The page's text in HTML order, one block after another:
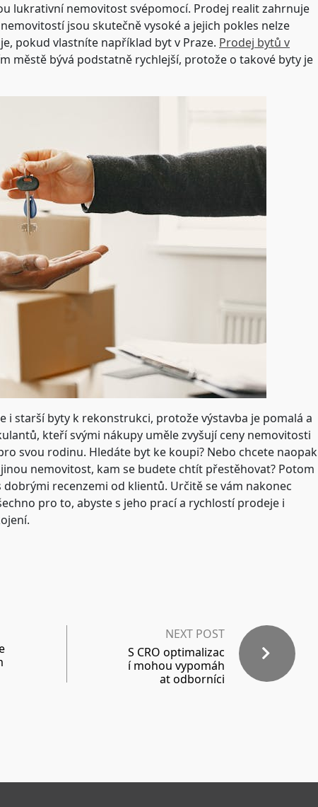
lukrativní nemovitost svépomocí. Prodej realit zahrnuje
jsou skutečně vysoké a jejich pokles nelze
pokud vlastníte například byt v Praze. Prodej bytů v
městě bývá podstatně rychlejší, protože o takové byty je
i starší byty k rekonstrukci, protože výstavba je pomalá a
kteří svými nákupy uměle zvyšují ceny nemovitosti
svou rodinu. Hledáte byt ke koupi? Nebo chcete naopak
nemovitost, kam se budete chtít přestěhovat? Potom
recenzemi od klientů. Určitě se vám nakonec
pro to, abyste s jeho prací a rychlostí prodeje i
NEXT POST
S CRO optimalizac
í mohou vypomáh
at odborníci